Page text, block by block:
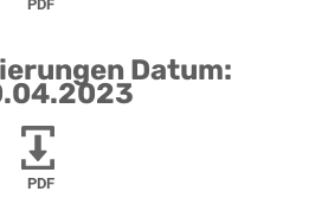
PDF
Datum:
PDF